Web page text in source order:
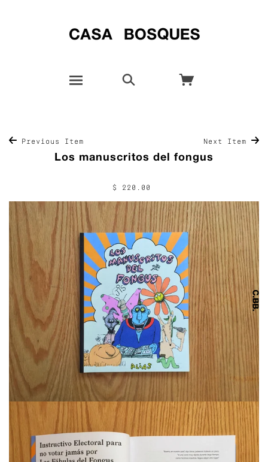
Previous Item Next Item
Los manuscritos del fongus
$ 220.00